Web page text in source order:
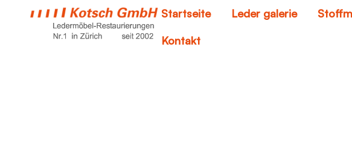
Startseite Leder galerie
Kontakt